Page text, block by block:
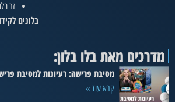
זר
בלונים
מדרכים מאת בלו בלון:
מסיבת פרישה: רעיונות למסיבת
קרא עוד »